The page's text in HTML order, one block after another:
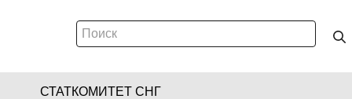
СТАТКОМИТЕТ СНГ